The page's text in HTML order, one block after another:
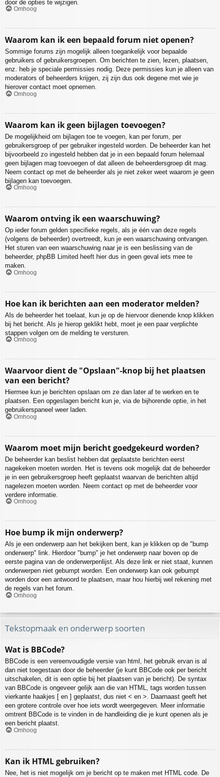
door de opties te wijzigen.
Omhoog
Waarom kan ik een bepaald forum niet openen?
Sommige forums zijn mogelijk alleen toegankelijk voor bepaalde
gebruikers of gebruikersgroepen. Om berichten te zien, lezen, plaatsen,
enz. heb je speciale permissies nodig. Deze permissies kun je alleen van
moderators of beheerders krijgen, zij zijn dus ook degene met wie je
hierover contact moet opnemen.
Omhoog
Waarom kan ik geen bijlagen toevoegen?
De mogelijkheid om bijlagen toe te voegen, kan per forum, per
gebruikersgroep of per gebruiker ingesteld worden. De beheerder kan het
bijvoorbeeld zo ingesteld hebben dat je in een bepaald forum helemaal
geen bijlagen mag toevoegen of dat alleen de beheerdersgroep dit mag.
Neem contact op met de beheerder als je niet zeker weet waarom je geen
bijlagen kan toevoegen.
Omhoog
Waarom ontving ik een waarschuwing?
Op ieder forum gelden specifieke regels, als je één van deze regels
(volgens de beheerder) overtreedt, kun je een waarschuwing ontvangen.
Het sturen van een waarschuwing naar je is een beslissing van de
beheerder, phpBB Limited heeft hier dus in geen geval iets mee te
maken.
Omhoog
Hoe kan ik berichten aan een moderator melden?
Als de beheerder het toelaat, kun je op de hiervoor dienende knop klikken
bij het bericht. Als je hierop geklikt hebt, moet je een paar verplichte
stappen volgen om de melding te versturen.
Omhoog
Waarvoor dient de "Opslaan"-knop bij het plaatsen
van een bericht?
Hiermee kun je berichten opslaan om ze dan later af te werken en te
plaatsen. Een opgeslagen bericht kun je, via de bijhorende optie, in het
gebruikerspaneel weer laden.
Omhoog
Waarom moet mijn bericht goedgekeurd worden?
De beheerder kan beslist hebben dat geplaatste berichten eerst
nagekeken moeten worden. Het is tevens ook mogelijk dat de beheerder
je in een gebruikersgroep heeft geplaatst waarvan de berichten altijd
nagelezen moeten worden. Neem contact op met de beheerder voor
verdere informatie.
Omhoog
Hoe bump ik mijn onderwerp?
Als je een onderwerp aan het bekijken bent, kan je klikken op de "bump
onderwerp" link. Hierdoor "bump" je het onderwerp naar boven op de
eerste pagina van de onderwerpenlijst. Als deze link er niet staat, kunnen
onderwerpen niet gebumpt worden. Een onderwerp kan ook gebumpt
worden door een antwoord te plaatsen, maar hou hierbij wel rekening met
de regels van het forum.
Omhoog
Tekstopmaak en onderwerp soorten
Wat is BBCode?
BBCode is een vereenvoudigde versie van html, het gebruik ervan is al
dan niet toegestaan door de beheerder (je kunt BBCode ook per bericht
uitschakelen, dit is een optie bij het plaatsen van je bericht). De syntax
van BBCode is ongeveer gelijk aan die van HTML, tags worden tussen
vierkante haakjes [ en ] geplaatst, dus niet < en >. Daarnaast geeft het
een grotere controle over hoe iets wordt weergegeven. Meer informatie
omtrent BBCode is te vinden in de handleiding die je kunt openen als je
een bericht plaatst.
Omhoog
Kan ik HTML gebruiken?
Nee, het is niet mogelijk om je bericht op te maken met HTML code. De